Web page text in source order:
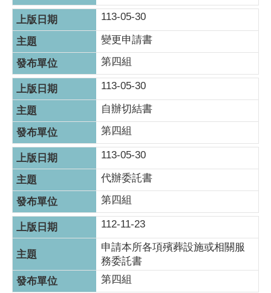
113-05-30
變更申請書
第四組
113-05-30
自辦切結書
第四組
113-05-30
代辦委託書
第四組
112-11-23
申請本所各項殯葬設施或相關服
務委託書
第四組